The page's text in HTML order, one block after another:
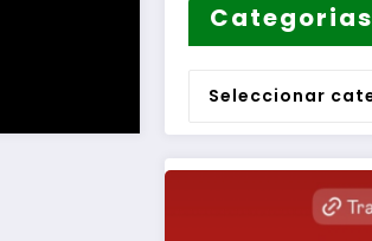
Categorias
Categorias